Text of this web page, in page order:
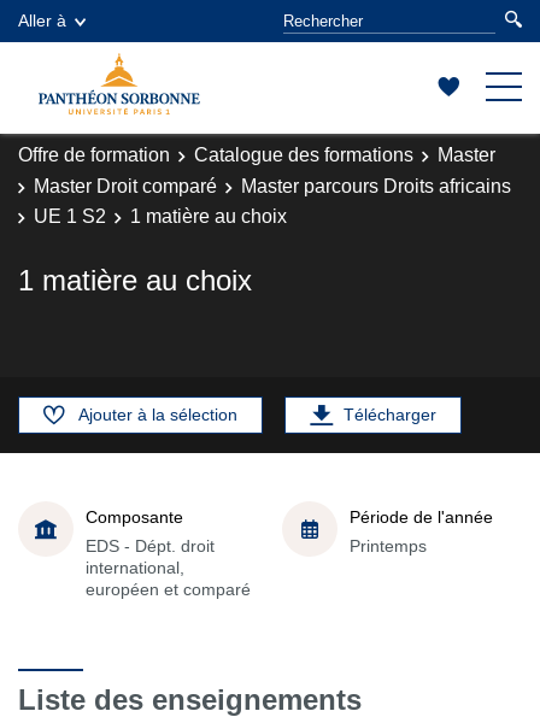
Aller à
Offre de formation Catalogue des formations
Master
Master Droit comparé
Master parcours Droits africains
UE 1 S2
1 matière au choix
1 matière au choix
Ajouter à la sélection Télécharger
Composante
EDS - Dépt. droit
international,
européen et comparé
Période de l'année
Printemps
Liste des enseignements